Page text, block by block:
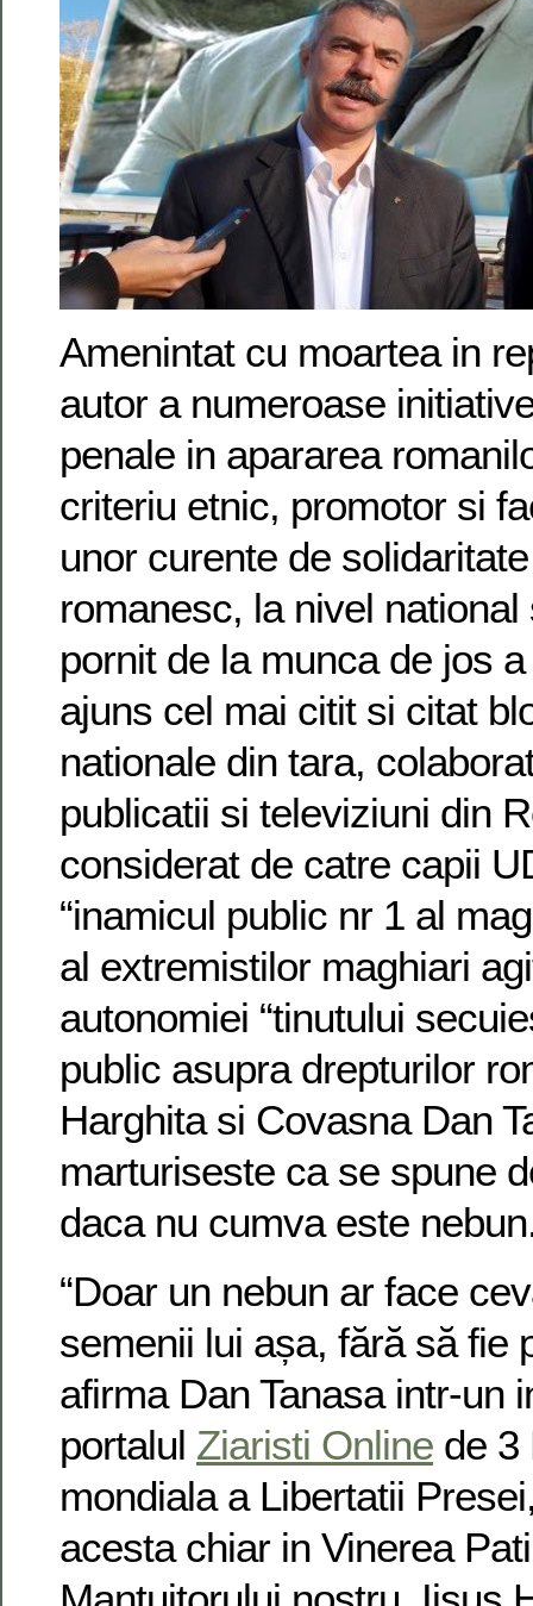
Amenintat cu moartea in
autor a numeroase
penale in apararea
criteriu etnic, promotor si
unor curente de
romanesc, la nivel national
pornit de la munca de jos
ajuns cel mai citit si citat
nationale din tara,
publicatii si televiziuni din
considerat de catre capii
“inamicul public nr 1 al
al extremistilor maghiari
autonomiei “tinutului
public asupra drepturilor
Harghita si Covasna Dan
marturiseste ca se spune
daca nu cumva este
“Doar un nebun ar face
semenii lui așa, fără să fie
afirma Dan Tanasa intr-un
portalul Ziaristi Online de 3
mondiala a Libertatii
acesta chiar in Vinerea